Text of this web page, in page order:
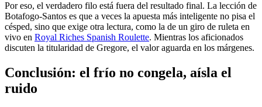
Por eso, el verdadero filo está fuera del resultado final. La lección de
Botafogo-Santos es que a veces la apuesta más inteligente no pisa el
césped, sino que exige otra lectura, como la de un giro de ruleta en
vivo en Royal Riches Spanish Roulette. Mientras los aficionados
discuten la titularidad de Gregore, el valor aguarda en los márgenes.
Conclusión: el frío no congela, aísla el
ruido